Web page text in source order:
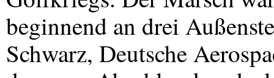
beginnend an drei
Schwarz, Deutsche